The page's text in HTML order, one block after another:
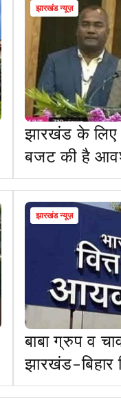
झारखंड न्यूज़
झारखंड के
बजट की है
झारखंड न्यूज़
बाबा ग्रुप व
झारखंड-बिहार
आयकर छापा